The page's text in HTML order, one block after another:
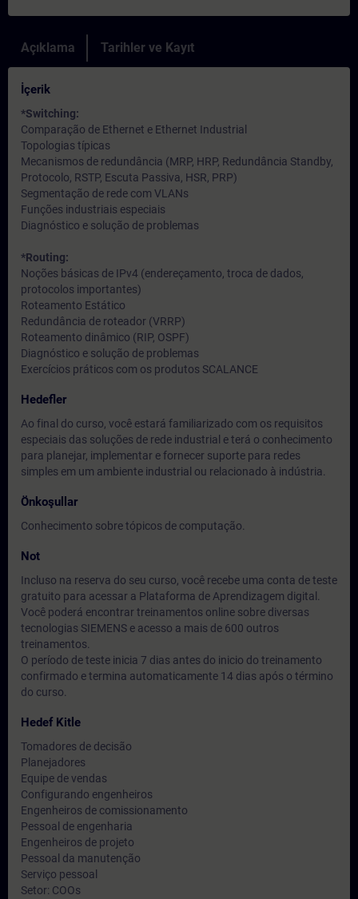
Açıklama Tarihler ve Kayıt
İçerik
*Switching:
Comparação de Ethernet e Ethernet Industrial
Topologias típicas
Mecanismos de redundância (MRP, HRP, Redundância Standby,
Protocolo, RSTP, Escuta Passiva, HSR, PRP)
Segmentação de rede com VLANs
Funções industriais especiais
Diagnóstico e solução de problemas
*Routing:
Noções básicas de IPv4 (endereçamento, troca de dados,
protocolos importantes)
Roteamento Estático
Redundância de roteador (VRRP)
Roteamento dinâmico (RIP, OSPF)
Diagnóstico e solução de problemas
Exercícios práticos com os produtos SCALANCE
Hedefler
Ao final do curso, você estará familiarizado com os requisitos
especiais das soluções de rede industrial e terá o conhecimento
para planejar, implementar e fornecer suporte para redes
simples em um ambiente industrial ou relacionado à indústria.
Önkoşullar
Conhecimento sobre tópicos de computação.
Not
Incluso na reserva do seu curso, você recebe uma conta de teste
gratuito para acessar a Plataforma de Aprendizagem digital.
Você poderá encontrar treinamentos online sobre diversas
tecnologias SIEMENS e acesso a mais de 600 outros
treinamentos.
O período de teste inicia 7 dias antes do inicio do treinamento
confirmado e termina automaticamente 14 dias após o término
do curso.
Hedef Kitle
Tomadores de decisão
Planejadores
Equipe de vendas
Configurando engenheiros
Engenheiros de comissionamento
Pessoal de engenharia
Engenheiros de projeto
Pessoal da manutenção
Serviço pessoal
Setor: COOs